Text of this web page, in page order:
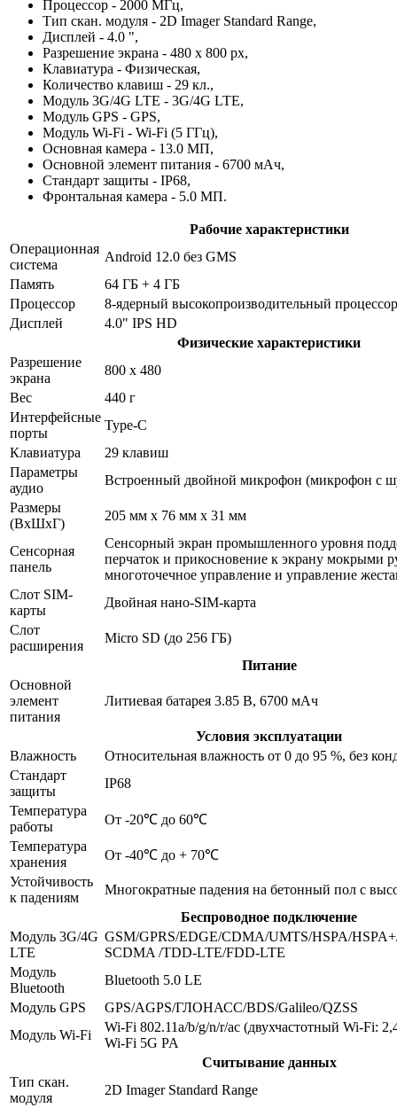
Процессор - 2000 МГц,
Тип скан. модуля - 2D Imager Standard Range,
Дисплей - 4.0 ",
Разрешение экрана - 480 x 800 px,
Клавиатура - Физическая,
Количество клавиш - 29 кл.,
Модуль 3G/4G LTE - 3G/4G LTE,
Модуль GPS - GPS,
Модуль Wi-Fi - Wi-Fi (5 ГГц),
Основная камера - 13.0 МП,
Основной элемент питания - 6700 мАч,
Стандарт защиты - IP68,
Фронтальная камера - 5.0 МП.
Рабочие характеристики
Операционная
система
Android 12.0 без GMS
Память
64 ГБ + 4 ГБ
Процессор
8-ядерный высокопроизводительный
Дисплей
4.0" IPS HD
Физические характеристики
Разрешение
экрана
800 x 480
Вес
440 г
Интерфейсные
порты
Type-C
Клавиатура
29 клавиш
Параметры
аудио
Встроенный двойной микрофон (микрофон с
Размеры
(ВхШхГ)
205 мм x 76 мм x 31 мм
Сенсорная
панель
Сенсорный экран промышленного уровня
перчаток и прикосновение к экрану мокрыми
многоточечное управление и управление
Слот SIM-
карты
Двойная нано-SIM-карта
Слот
расширения
Micro SD (до 256 ГБ)
Питание
Основной
элемент
питания
Литиевая батарея 3.85 В, 6700 мАч
Условия эксплуатации
Влажность
Относительная влажность от 0 до 95 %, без
Стандарт
защиты
IP68
Температура
работы
От -20℃ до 60℃
Температура
хранения
От -40℃ до + 70℃
Устойчивость
к падениям
Многократные падения на бетонный пол с
Беспроводное подключение
Модуль 3G/4G
LTE
GSM/GPRS/EDGE/CDMA/UMTS/HSPA/
SCDMA /TDD-LTE/FDD-LTE
Модуль
Bluetooth
Bluetooth 5.0 LE
Модуль GPS
GPS/AGPS/ГЛОНАСС/BDS/Galileo/QZSS
Модуль Wi-Fi
Wi-Fi 802.11a/b/g/n/r/ac (двухчастотный Wi-Fi:
Wi-Fi 5G PA
Считывание данных
Тип скан.
модуля
2D Imager Standard Range